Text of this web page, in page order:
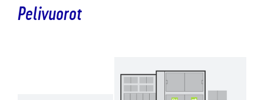
Pelivuorot